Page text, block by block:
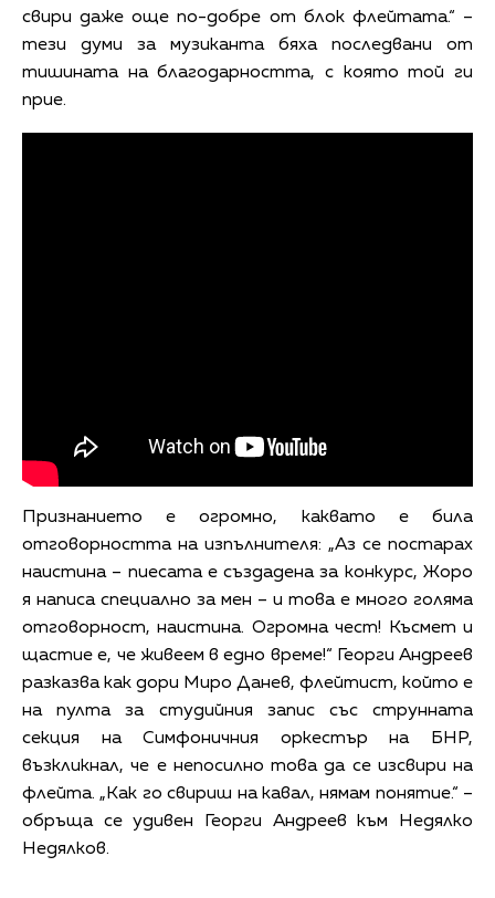
свири даже още по-добре от блок флейтата.“ –
тези думи за музиканта бяха последвани от
тишината на благодарността, с която той ги
прие.
Признанието е огромно, каквато е била
отговорността на изпълнителя: „Аз се постарах
наистина – пиесата е създадена за конкурс, Жоро
я написа специално за мен – и това е много голяма
отговорност, наистина. Огромна чест! Късмет и
щастие е, че живеем в едно време!“ Георги Андреев
разказва как дори Миро Данев, флейтист, който е
на пулта за студийния запис със струнната
секция на Симфоничния оркестър на БНР,
възкликнал, че е непосилно това да се изсвири на
флейта. „Как го свириш на кавал, нямам понятие.“ –
обръща се удивен Георги Андреев към Недялко
Недялков.